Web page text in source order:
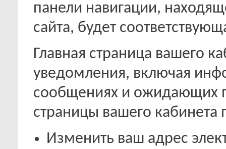
панели навигации,
сайта, будет
Главная страница вашего
уведомления, включая
сообщениях и ожидающих
страницы вашего кабинета
Изменить ваш адрес